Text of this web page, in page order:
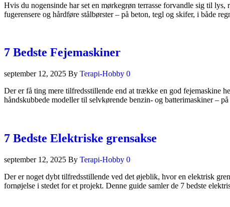
Hvis du nogensinde har set en mørkegrøn terrasse forvandle sig til
fugerensere og hårdføre stålbørster – på beton, tegl og skifer, i både
7 Bedste Fejemaskiner
september 12, 2025 By Terapi-Hobby 0
Der er få ting mere tilfredsstillende end at trække en god fejemaskine
håndskubbede modeller til selvkørende benzin- og batterimaskiner –
7 Bedste Elektriske grensakse
september 12, 2025 By Terapi-Hobby 0
Der er noget dybt tilfredsstillende ved det øjeblik, hvor en elektrisk
fornøjelse i stedet for et projekt. Denne guide samler de 7 bedste